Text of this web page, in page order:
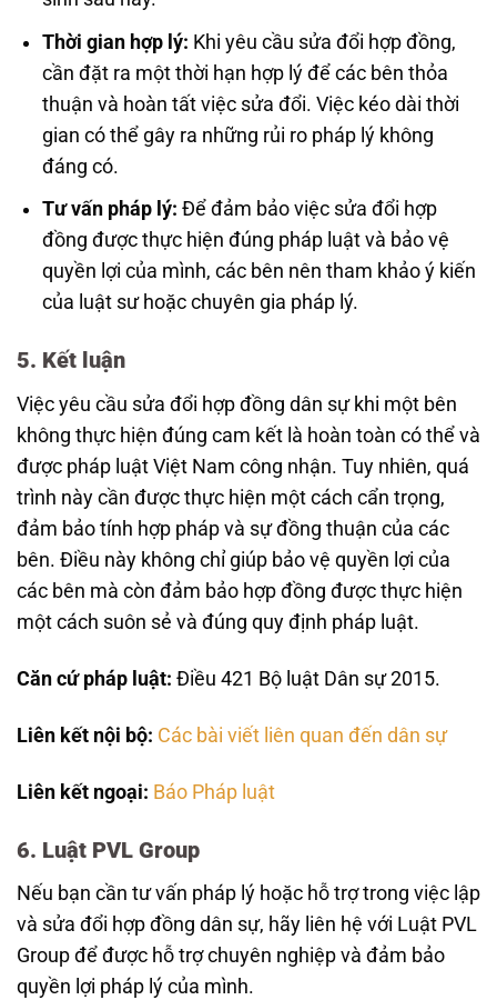
Thời gian hợp lý: Khi yêu cầu sửa đổi hợp đồng,
cần đặt ra một thời hạn hợp lý để các bên thỏa
thuận và hoàn tất việc sửa đổi. Việc kéo dài thời
gian có thể gây ra những rủi ro pháp lý không
đáng có.
Tư vấn pháp lý: Để đảm bảo việc sửa đổi hợp
đồng được thực hiện đúng pháp luật và bảo vệ
quyền lợi của mình, các bên nên tham khảo ý kiến
của luật sư hoặc chuyên gia pháp lý.
5. Kết luận
Việc yêu cầu sửa đổi hợp đồng dân sự khi một bên
không thực hiện đúng cam kết là hoàn toàn có thể và
được pháp luật Việt Nam công nhận. Tuy nhiên, quá
trình này cần được thực hiện một cách cẩn trọng,
đảm bảo tính hợp pháp và sự đồng thuận của các
bên. Điều này không chỉ giúp bảo vệ quyền lợi của
các bên mà còn đảm bảo hợp đồng được thực hiện
một cách suôn sẻ và đúng quy định pháp luật.
Căn cứ pháp luật: Điều 421 Bộ luật Dân sự 2015.
Liên kết nội bộ: Các bài viết liên quan đến dân sự
Liên kết ngoại: Báo Pháp luật
6. Luật PVL Group
Nếu bạn cần tư vấn pháp lý hoặc hỗ trợ trong việc lập
và sửa đổi hợp đồng dân sự, hãy liên hệ với Luật PVL
Group để được hỗ trợ chuyên nghiệp và đảm bảo
quyền lợi pháp lý của mình.